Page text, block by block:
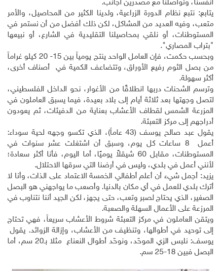
أنفسنا، وتواصلنا مع مصدّرين أجانب.
يتابع: نتبع نظام الدورة الزراعية، ولدينا الكثير من المحاصيل، والأمر
متعب، وفيه العديد من المشاكل، لكن ذلك أفضل من أن نستمر في
المستوطنات، أو نلقي بمحاصيلنا التقليدية في الشارع، أو نبيعها
"بتراب المصاري".
وبحسب حكمت، فإن العامل الواحد ينتج يومياً بين 15- 20 كيلو غراماً
من بصل الثوم رفيع الأوراق، وتتضاعف الكمية في أصناف أخرى،
أكثر سهولة.
وترسم الشحنات دربها انطلاقًا من الأغوار، نحو الداخل الفلسطيني،
لتصل وجهتها بعد ثلاثة أيام إلى بلاد بعيدة، فيما يسبق العاملون في
المزرعة الشمس لقطاف الأعشاب بعناية من الدفيئات، ثم يعودون
أدراجهم إلى مركز التعبئة.
يقول عبد صالح يوسف (43 عاماً)، الذي تكسو وجهه لحية سوداء:
أعمل 8 ساعات كل يوم، وسبق أن اشتغلت عشر سنوات في
المستوطنات، مقابل 60 شيقلاً يوميًا، أما اليوم، فأنا أكثر سعادة؛
لأنني أعمل في بلدي، وليس في أرضنا التي سرقها الاحتلال.
يزيد: أجمل شيء أن أعلم أطفالي الخمسة الاعتماد على الذات، وأنا لا
أترك بلدي للعمل في أي مكان بالدنيا. وأصعب ما يواجهني هو البصل
الصغير، الذي يحتاج لصبر وتعب، حتى يجهز، لكن الجيد أننا نتناوب في
المرزعة على الأعمال السهلة والصعبة.
ويتقن العاملون في مركز التعبئة شروط الأعشاب سريعاً، فهي تحتاج
إلى توحيد في أطوالها، وتنظيف من الأعشاب، وإزالة الزوائد. يقول
يوسف: نلبس الزي الموحّد، ونوحّد أطوال النعناع مثلا بـ20 سم، أما
البصل فبين 18-25 سم.